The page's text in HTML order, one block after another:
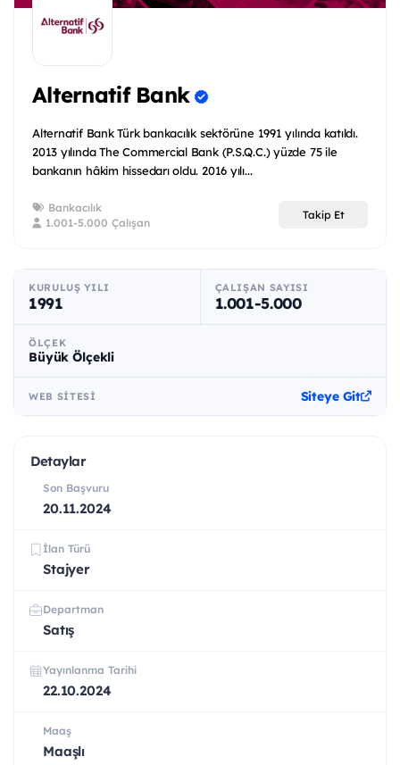
Alternatif Bank
Alternatif Bank Türk bankacılık sektörüne 1991 yılında katıldı.
2013 yılında The Commercial Bank (P.S.Q.C.) yüzde 75 ile
bankanın hâkim hissedarı oldu. 2016 yılı...
Bankacılık
1.001-5.000 Çalışan
Takip Et
KURULUŞ YILI
1991
ÇALIŞAN SAYISI
1.001-5.000
ÖLÇEK
Büyük Ölçekli
WEB SITESI Siteye Git
Detaylar
Son Başvuru
20.11.2024
İlan Türü
Stajyer
Departman
Satış
Yayınlanma Tarihi
22.10.2024
Maaş
Maaşlı